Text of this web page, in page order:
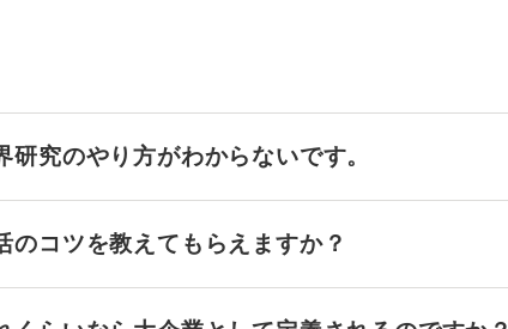
研究のやり方がわからないです。
のコツを教えてもらえますか？